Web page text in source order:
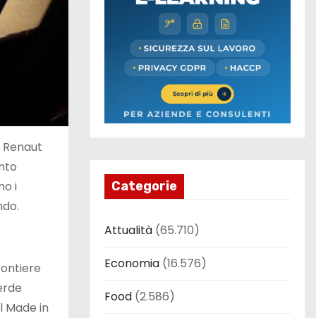
i
Made in
Categorie
Attualità (65.710)
Economia (16.576)
Food (2.586)